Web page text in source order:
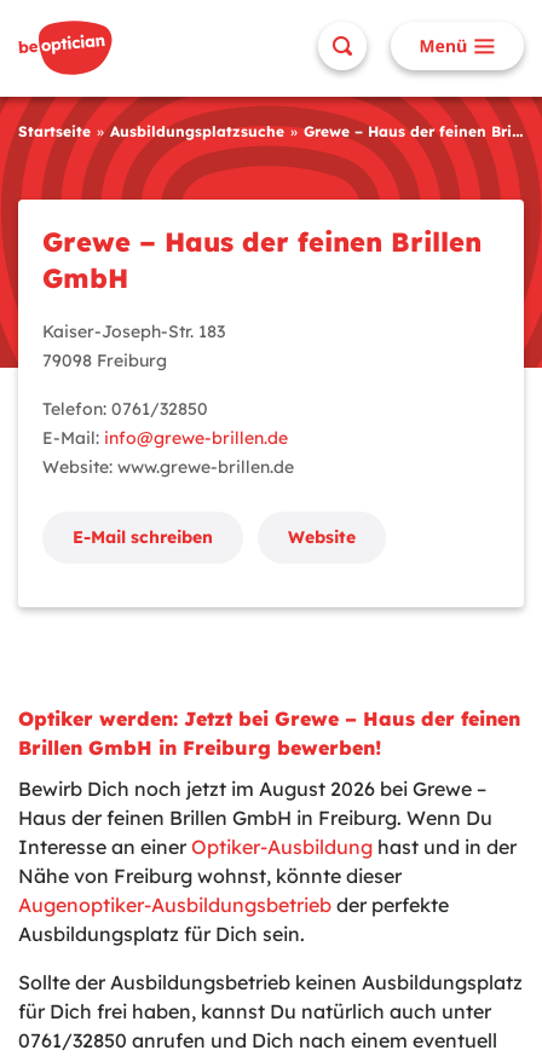
Startseite Ausbildungsplatzsuche Grewe – Haus der feinen Brillen GmbH
Grewe – Haus der feinen Brillen
GmbH
Kaiser-Joseph-Str. 183
79098 Freiburg
Telefon: 0761/32850
E-Mail: info@grewe-brillen.de
Website: www.grewe-brillen.de
E-Mail schreiben Website
Optiker werden: Jetzt bei Grewe – Haus der feinen
Brillen GmbH in Freiburg bewerben!
Bewirb Dich noch jetzt im August 2026 bei Grewe –
Haus der feinen Brillen GmbH in Freiburg. Wenn Du
Interesse an einer Optiker-Ausbildung hast und in der
Nähe von Freiburg wohnst, könnte dieser
Augenoptiker-Ausbildungsbetrieb der perfekte
Ausbildungsplatz für Dich sein.
Sollte der Ausbildungsbetrieb keinen Ausbildungsplatz
für Dich frei haben, kannst Du natürlich auch unter
0761/32850 anrufen und Dich nach einem eventuell